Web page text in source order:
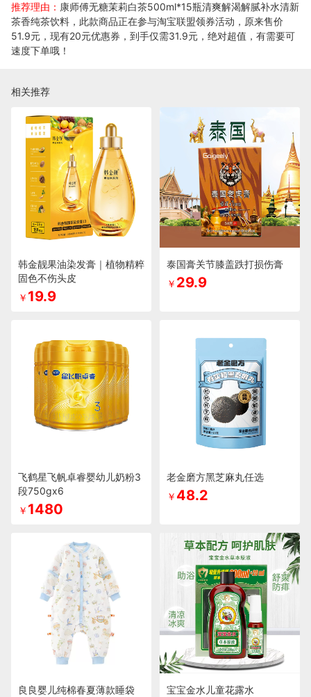
推荐理由： 康师傅无糖茉莉白茶500ml*15瓶清爽解渴解腻补水清新
茶香纯茶饮料，此款商品正在参与淘宝联盟领券活动，原来售价
51.9元，现有20元优惠券，到手仅需31.9元，绝对超值，有需要可
速度下单哦！
相关推荐
韩金靓果油染发膏｜植物精粹
固色不伤头皮
￥ 19.9
泰国膏关节膝盖跌打损伤膏
￥ 29.9
飞鹤星飞帆卓睿婴幼儿奶粉3
段750gx6
￥ 1480
老金磨方黑芝麻丸任选
￥ 48.2
良良婴儿纯棉春夏薄款睡袋
宝宝金水儿童花露水